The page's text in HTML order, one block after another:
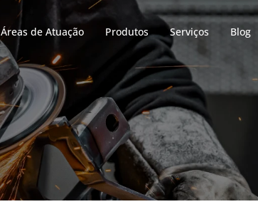
Áreas de Atuação Produtos Serviços Blog